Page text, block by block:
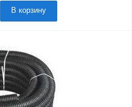
В корзину